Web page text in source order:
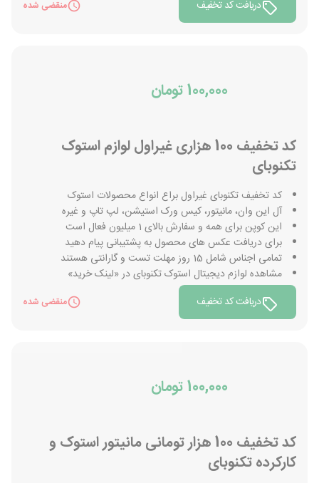
دریافت کد تخفیف منقضی شده
100,000 تومان
کد تخفیف 100 هزاری غیراول لوازم استوک
تکنوبای
کد تخفیف تکنوبای غیراول براع انواع محصولات استوک
آل این وان، مانیتور، کیس ورک استیشن، لپ تاپ و غیره
این کوپن برای همه و سفارش بالای 1 میلیون فعال است
برای دریافت عکس های محصول به پشتیبانی پیام دهید
تمامی اجناس شامل 15 روز مهلت تست و گارانتی هستند
مشاهده لوازم دیجیتال استوک تکنوبای در «لینک خرید»
دریافت کد تخفیف
منقضی شده
100,000 تومان
کد تخفیف 100 هزار تومانی مانیتور استوک و
کارکرده تکنوبای